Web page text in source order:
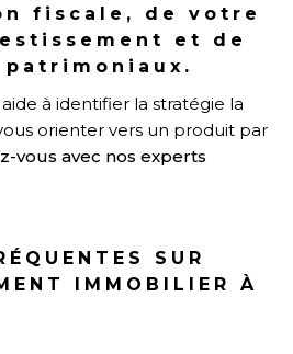
fiscale, de votre
et de
à identifier la stratégie la
orienter vers un produit par
vous avec nos experts
SUR
IMMOBILIER À